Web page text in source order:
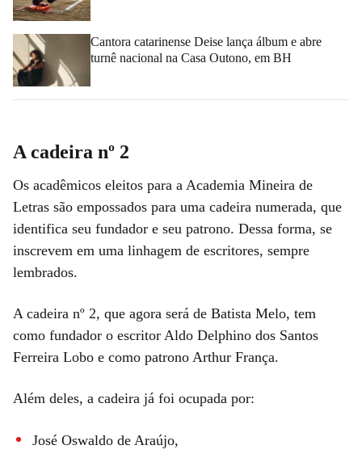
Cantora catarinense Deise lança álbum e abre
turnê nacional na Casa Outono, em BH
A cadeira nº 2
Os acadêmicos eleitos para a Academia Mineira de
Letras são empossados para uma cadeira numerada, que
identifica seu fundador e seu patrono. Dessa forma, se
inscrevem em uma linhagem de escritores, sempre
lembrados.
A cadeira nº 2, que agora será de Batista Melo, tem
como fundador o escritor Aldo Delphino dos Santos
Ferreira Lobo e como patrono Arthur França.
Além deles, a cadeira já foi ocupada por:
José Oswaldo de Araújo,